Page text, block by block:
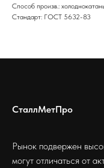
Способ произв.:
Стандарт: ГОСТ 5632-83
СталлМетПро
Рынок подвержен
могут отличаться от